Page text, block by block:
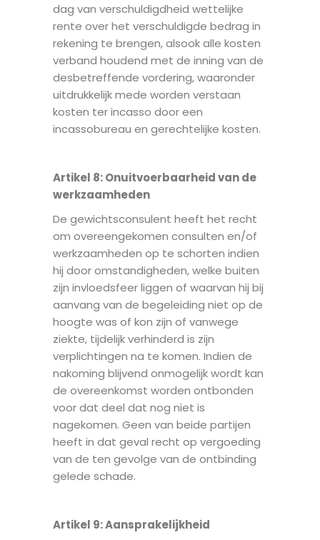
dag van verschuldigdheid wettelijke
rente over het verschuldigde bedrag in
rekening te brengen, alsook alle kosten
verband houdend met de inning van de
desbetreffende vordering, waaronder
uitdrukkelijk mede worden verstaan
kosten ter incasso door een
incassobureau en gerechtelijke kosten.
Artikel 8: Onuitvoerbaarheid van de
werkzaamheden
De gewichtsconsulent heeft het recht
om overeengekomen consulten en/of
werkzaamheden op te schorten indien
hij door omstandigheden, welke buiten
zijn invloedsfeer liggen of waarvan hij bij
aanvang van de begeleiding niet op de
hoogte was of kon zijn of vanwege
ziekte, tijdelijk verhinderd is zijn
verplichtingen na te komen. Indien de
nakoming blijvend onmogelijk wordt kan
de overeenkomst worden ontbonden
voor dat deel dat nog niet is
nagekomen. Geen van beide partijen
heeft in dat geval recht op vergoeding
van de ten gevolge van de ontbinding
gelede schade.
Artikel 9:Aansprakelijkheid